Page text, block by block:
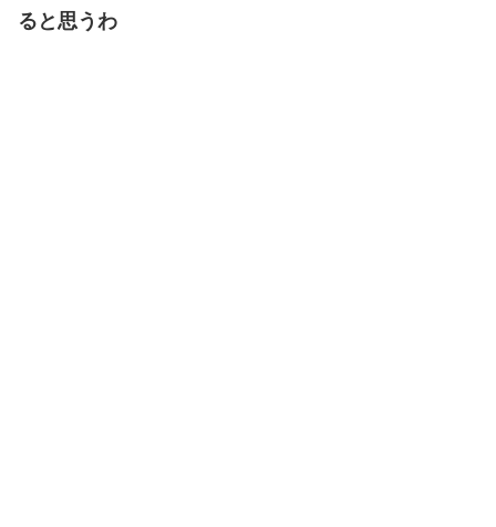
ると思うわ